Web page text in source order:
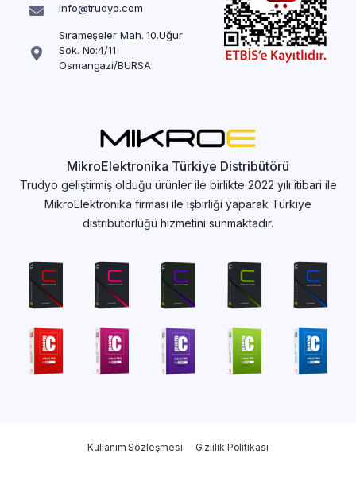
info@trudyo.com
Sırameşeler Mah. 10.Uğur
Sok. No:4/11
Osmangazi/BURSA
MikroElektronika Türkiye Distribütörü
Trudyo geliştirmiş olduğu ürünler ile birlikte 2022 yılı itibari ile
MikroElektronika firması ile işbirliği yaparak Türkiye
distribütörlüğü hizmetini sunmaktadır.
Kullanım Sözleşmesi Gizlilik Politikası